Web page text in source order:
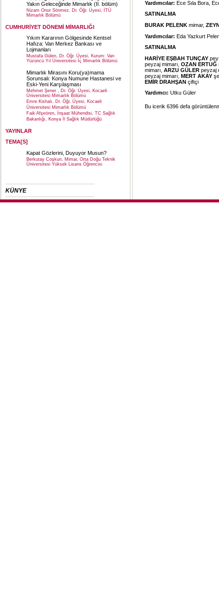
Yakın Geleceğinde Mimarlık (II. bölüm)
Nizam Onur Sönmez, Dr. Öğr. Üyesi, İTÜ
Mimarlık Bölümü
CUMHURİYET DÖNEMİ MİMARLIĞI
Yıkım Kararının Gölgesinde Kentsel
Hafıza: Van Merkez Bankası ve
Lojmanları
Mustafa Gülen, Dr. Öğr. Üyesi, Kurum: Van
Yüzüncü Yıl Üniversitesi İç Mimarlık Bölümü
Mimarlık Mirasını Koru(ya)mama
Sorunsalı: Konya Numune Hastanesi ve
Eski-Yeni Karşılaşması
Mehmet Şener , Dr. Öğr. Üyesi, Kocaeli
Üniversitesi Mimarlık Bölümü
Emre Kishalı, Dr. Öğr. Üyesi, Kocaeli
Üniversitesi Mimarlık Bölümü
Faik Afşeören, İnşaat Mühendisi, TC Sağlık
Bakanlığı, Konya İl Sağlık Müdürlüğü
YAYINLAR
TEMA[S]
Kapat Gözlerini, Duyuyor Musun?
Berkutay Coşkun, Mimar, Orta Doğu Teknik
Üniversitesi Yüksek Lisans Öğrencisi
KÜNYE
Yardımcılar: Ece Sıla Bora,
SATINALMA
BURAK PELENK mimar,
Yardımcılar: Eda Yazkurt
SATINALMA
HARİYE EŞBAH TUNÇAY
peyzaj mimarı, OZAN ERTUĞ
mimarı, ARZU GÜLER peyzaj
peyzaj mimarı, MERT AKAY
EMİR DRAHŞAN çiftçi
Yardımcı: Utku Güler
Bu icerik 6396 defa